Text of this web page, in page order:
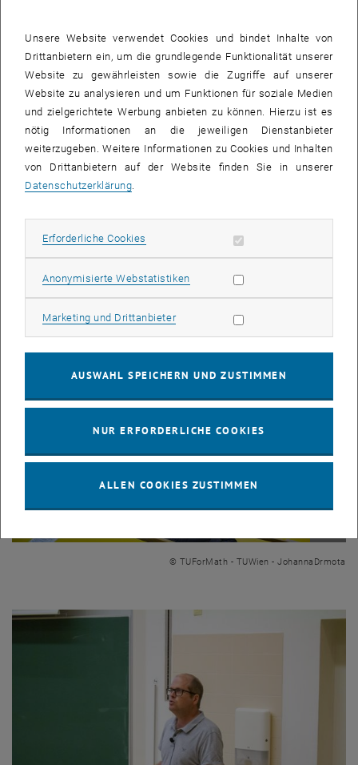
TUForMath Vortrag von Stefan Gerhold (TU Wien)
Bilder vom Vortrag
© TUForMath - TUWien - JohannaDrmota
Unsere Website verwendet Cookies und bindet Inhalte von
Drittanbietern ein, um die grundlegende Funktionalität unserer
Website zu gewährleisten sowie die Zugriffe auf unserer
Website zu analysieren und um Funktionen für soziale Medien
und zielgerichtete Werbung anbieten zu können. Hierzu ist es
nötig Informationen an die jeweiligen Dienstanbieter
weiterzugeben. Weitere Informationen zu Cookies und Inhalten
von Drittanbietern auf der Website finden Sie in unserer
Datenschutzerklärung
Erforderliche Cookies Erforderliche Cookies zulassen
Anonymisierte WebstatistikenStatistik Cookies zulassen
Marketing und DrittanbieterMarketing Cookies zulassen
AUSWAHL SPEICHERN UND ZUSTIMMEN
NUR ERFORDERLICHE COOKIES
ALLEN COOKIES ZUSTIMMEN